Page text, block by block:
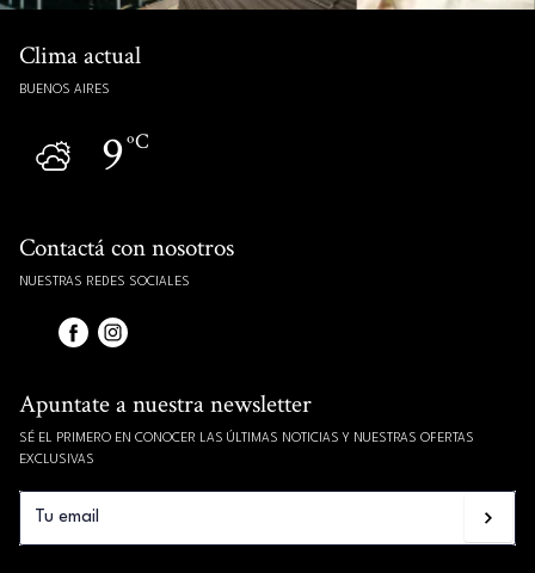
Clima actual
BUENOS AIRES
9ºC
Contactá con nosotros
NUESTRAS REDES SOCIALES
Apuntate a nuestra newsletter
SÉ EL PRIMERO EN CONOCER LAS ÚLTIMAS NOTICIAS Y NUESTRAS OFERTAS
EXCLUSIVAS